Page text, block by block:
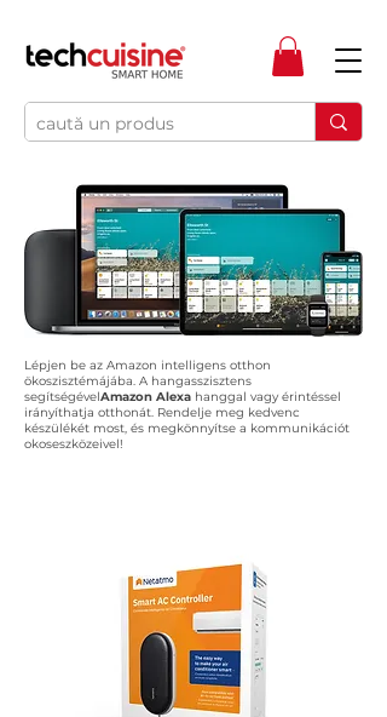
Lépjen be az Amazon intelligens otthon
ökoszisztémájába. A hangasszisztens
segítségévelAmazon Alexa hanggal vagy érintéssel
irányíthatja otthonát. Rendelje meg kedvenc
készülékét most, és megkönnyítse a kommunikációt
okoseszközeivel!